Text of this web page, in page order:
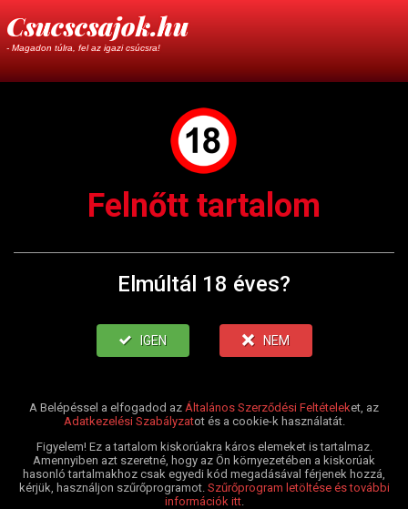
Csucscsajok.hu
- Magadon túlra, fel az igazi csúcsra!
Felnőtt tartalom
Elmúltál 18 éves?
IGEN NEM
A Belépéssel a elfogadod az Általános Szerződési Feltételeket, az
Adatkezelési Szabályzatot és a cookie-k használatát.
Figyelem! Ez a tartalom kiskorúakra káros elemeket is tartalmaz.
Amennyiben azt szeretné, hogy az Ön környezetében a kiskorúak
hasonló tartalmakhoz csak egyedi kód megadásával férjenek hozzá,
kérjük, használjon szűrőprogramot. Szűrőprogram letöltése és további
információk itt.